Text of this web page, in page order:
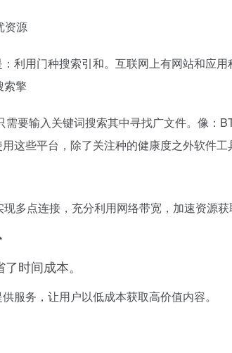
利用门种搜索引和。互联网上有网站和应
索擎
要输入关键词搜索其中寻找广文件。像
这些平台，除了关注种的健康度之外软件工
多点连接，充分利用网络带宽，加速资源获
时间成本。
服务，让用户以低成本获取高价值内容。